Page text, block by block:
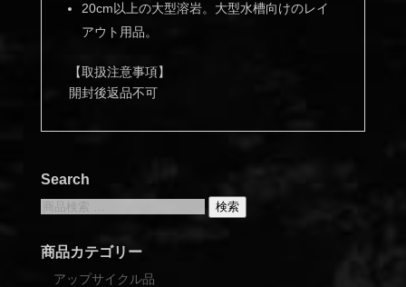
20cm以上の大型溶岩。大型水槽向けのレイ
アウト用品。
【取扱注意事項】
開封後返品不可
Search
検
対
検索
商品カテゴリー
アップサイクル品